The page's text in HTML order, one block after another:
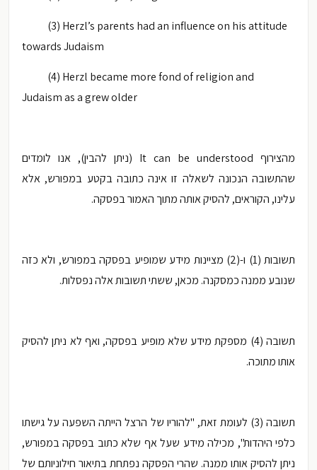
(3) Herzl’s parents had an influence on his attitude
towards Judaism
(4) Herzl became more fond of religion and
Judaism as a grew older
מהצירוף
It can be understood (ניתן להבין), אנו לומדים
שהתשובה הנכונה לשאלה זו אינה כתובה בקטע במפורש, אלא
עלינו, הקוראים, להסיק אותה מתוך האמור בפסקה.
תשובות (1) ו-(2) מציינות מידע שמופיע בפסקה במפורש, ולא כזה
שנובע ממנה כמסקנה. מכאן, ששתי תשובות אלה נפסלות.
תשובה (4) מספקת מידע שלא מופיע בפסקה, ואף לא ניתן להסיק
אותו מתוכה.
תשובה (3) לעומת זאת, "להוריו של הרצל הייתה השפעה על גישתו
כלפי היהדות", מכילה מידע שעל אף שלא כתוב בפסקה במפורש,
ניתן להסיק אותו ממנה. שהרי הפסקה נפתחת בתיאור חילוניותם של